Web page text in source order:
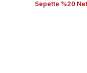
Sepette %20